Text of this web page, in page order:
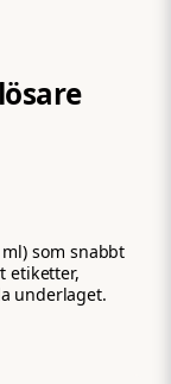
som snabbt
etiketter,
underlaget.